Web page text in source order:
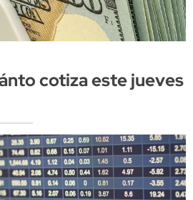
cotiza este jueves